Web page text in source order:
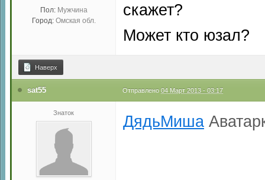
Пол: Мужчина
Город: Омская обл.
скажет?
Может кто юзал?
Наверх
sat55 Отправлено 04 Март 2013 - 03:17
Знаток ДядьМиша